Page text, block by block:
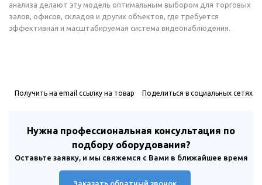
анализа делают эту модель оптимальным выбором для торговых
залов, офисов, складов и других объектов, где требуется
эффективная и масштабируемая система видеонаблюдения.
Получить на email ссылку на товар Поделиться в социальных сетях
Нужна профессиональная консультация по
подбору оборудования?
Оставьте заявку, и мы свяжемся с Вами в ближайшее время
Заказать обратный звонок